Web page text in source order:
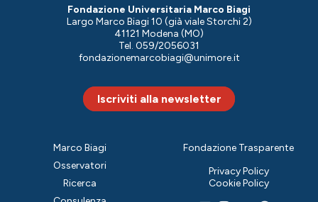
Fondazione Universitaria Marco Biagi
Largo Marco Biagi 10 (già viale Storchi 2)
41121 Modena (MO)
Tel. 059/2056031
fondazionemarcobiagi@unimore.it
Iscriviti alla newsletter
Marco Biagi
Osservatori
Ricerca
Fondazione Trasparente
Privacy Policy
Cookie Policy